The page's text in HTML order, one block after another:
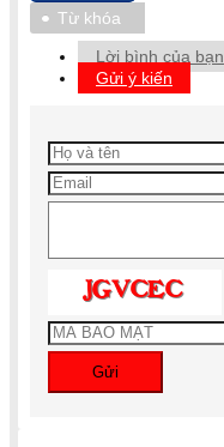
Từ khóa
Lời bình của bạn
Gửi ý kiến
Gửi